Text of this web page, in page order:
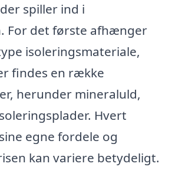
spiller ind i
For det første afhænger
isoleringsmateriale,
findes en række
herunder mineraluld,
Hvert
egne fordele og
kan variere betydeligt.